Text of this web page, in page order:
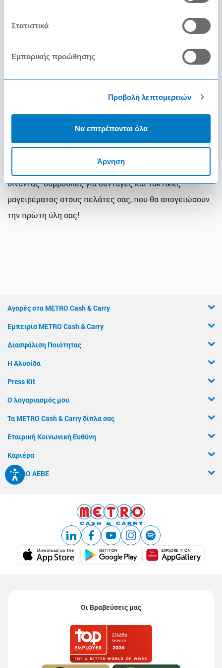
Στατιστικά
Εμπορικής προώθησης
Προβολή λεπτομερειών
Να επιτρέπονται όλα
Άρνηση
Κατά την έκθεση των ψαριών, είτε αυτά
πρέπει να ανανεώνεται συχνά ο τριμμένος πάγος
διάρκεια της ημέρας. Και φυσικά να μην εκτίθενται
στον ήλιο και σε άλλες περιβαλλοντικές
Ακολουθήστε τους κανόνες και μην ξεχνάτε να βάζετε
και τη δική σας πινελιά στο τελικό αποτέλεσμα,
δίνοντας συμβουλές για συνταγές και τακτικές
μαγειρέματος στους πελάτες σας, που θα απογειώσουν
την πρώτη ύλη σας!
Αγορές στα METRO Cash & Carry
Εμπειρία METRO Cash & Carry
Διασφάλιση Ποιότητας
Η Αλυσίδα
Press Kit
Ο λογαριασμός μου
Τα METRO Cash & Carry δίπλα σας
Εταιρική Κοινωνική Ευθύνη
Καριέρα
METRO ΑΕΒΕ
Οι Βραβεύσεις μας